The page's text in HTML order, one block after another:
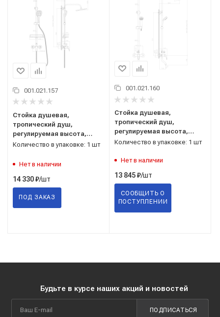
001.021.157
Стойка душевая,
тропический душ,
регулируемая высота,
RS29-45 Rossinka
Количество в упаковке: 1 шт
Нет в наличии
14 330₽/шт
ПОД ЗАКАЗ
001.021.160
Стойка душевая,
тропический душ,
регулируемая высота,
DR21071, DecoRoom
Количество в упаковке: 1 шт
Нет в наличии
13 845₽/шт
СООБЩИТЬ О
ПОСТУПЛЕНИИ
Будьте в курсе наших акций и новостей
ПОДПИСАТЬСЯ